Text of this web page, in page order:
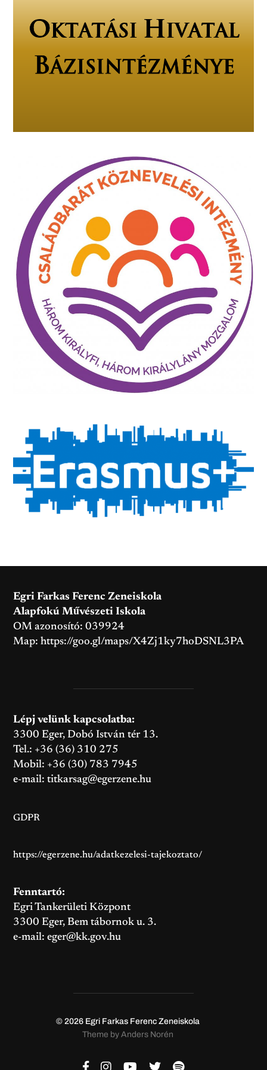
Egri Farkas Ferenc Zeneiskola
Alapfokú Művészeti Iskola
OM azonosító: 039924
Map:https://goo.gl/maps/X4Zj1ky7hoDSNL3PA
Lépj velünk kapcsolatba:
3300 Eger, Dobó István tér 13.
Tel.: +36 (36) 310 275
Mobil: +36 (30) 783 7945
e-mail:titkarsag@egerzene.hu
GDPR
https://egerzene.hu/adatkezelesi-tajekoztato/
Fenntartó:
Egri Tankerületi Központ
3300 Eger, Bem tábornok u. 3.
e-mail:eger@kk.gov.hu
© 2026 Egri Farkas Ferenc Zeneiskola
Theme by Anders Norén